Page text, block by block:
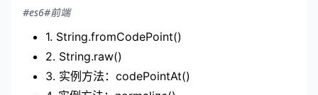
#es6#前端
1. String.fromCodePoint()
2. String.raw()
3. 实例方法：codePointAt()